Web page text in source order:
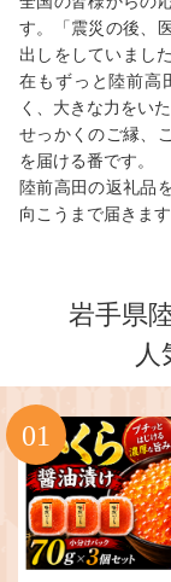
す。「震災の後、
出しをしていまし
在もずっと陸前高
く、大きな力をい
せっかくのご縁、
を届ける番です。
陸前高田の返礼品
向こうまで届きます
岩手県
人